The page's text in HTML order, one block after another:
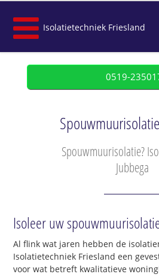
Isolatietechniek Friesland
0519-
Spouwmuurisolatie?
Jubbega
Isoleer uw
Al flink wat jaren hebben de
Isolatietechniek Friesland een
voor wat betreft kwalitatieve